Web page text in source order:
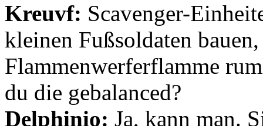
Kreuvf: Scavenger-
kleinen Fußsoldaten
Flammenwerferflamme
du die gebalanced?
Delphinio: Ja, kann man.